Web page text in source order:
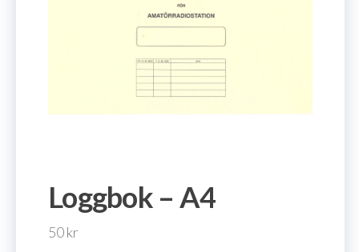
Loggbok – A4
50kr